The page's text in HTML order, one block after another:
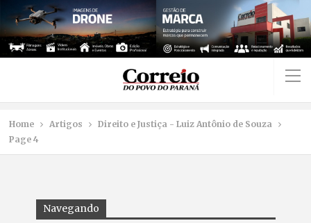
Home Artigos
Direito e Justiça - Luiz Antônio de Souza
Page 4
Navegando